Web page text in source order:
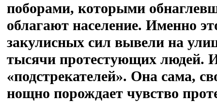
поборами, которыми
облагают население. Именно
закулисных сил вывели на
тысячи протестующих людей. И
«подстрекателей». Она сама,
нощно порождает чувство